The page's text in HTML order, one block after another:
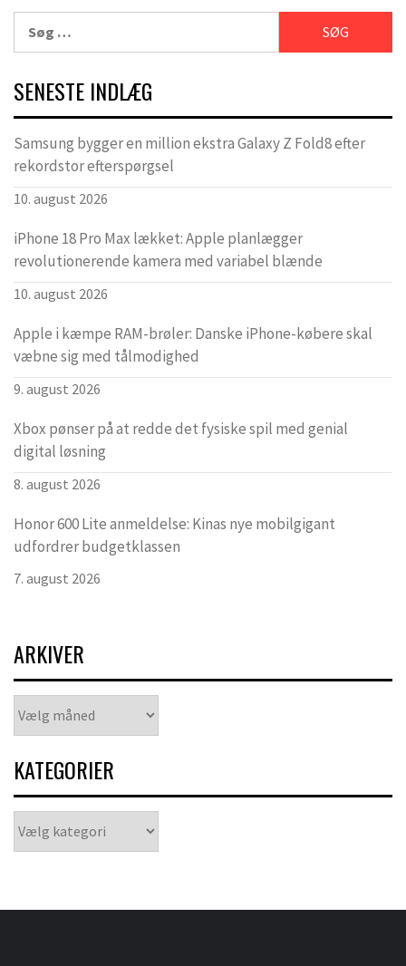
efter:
SENESTE INDLÆG
Samsung bygger en million ekstra Galaxy Z Fold8 efter
rekordstor efterspørgsel
10. august 2026
iPhone 18 Pro Max lækket: Apple planlægger
revolutionerende kamera med variabel blænde
10. august 2026
Apple i kæmpe RAM-brøler: Danske iPhone-købere skal
væbne sig med tålmodighed
9. august 2026
Xbox pønser på at redde det fysiske spil med genial
digital løsning
8. august 2026
Honor 600 Lite anmeldelse: Kinas nye mobilgigant
udfordrer budgetklassen
7. august 2026
ARKIVER
KATEGORIER